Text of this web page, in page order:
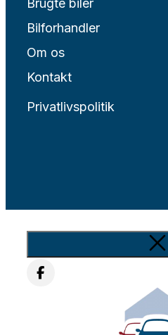
Brugte biler
Bilforhandler
Om os
Kontakt
Privatlivspolitik